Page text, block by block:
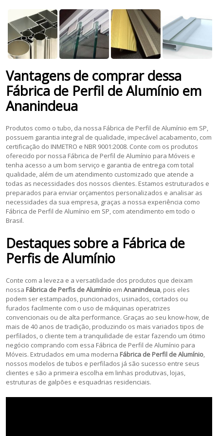
Vantagens de comprar dessa
Fábrica de Perfil de Alumínio em
Ananindeua
Produtos como o tubo, da nossa Fábrica de Perfil de Alumínio em SP,
possuem garantia integral de qualidade, impecável acabamento, com
certificação do INMETRO e NBR 9001:2008. Conte com os produtos
oferecido por nossa Fábrica de Perfil de Alumínio para Móveis e
tenha acesso a um bom serviço e garantia de entrega com total
qualidade, além de um atendimento customizado que atende a
todas as necessidades dos nossos clientes. Estamos estruturados e
preparados para enviar orçamentos personalizados e analisar as
necessidades da sua empresa, graças a nossa experiência como
Fábrica de Perfil de Alumínio em SP, com atendimento em todo o
Brasil.
Destaques sobre a Fábrica de
Perfis de Alumínio
Conte com a leveza e a versatilidade dos produtos que deixam
nossa Fábrica de Perfis de Alumínio emAnanindeua, pois eles
podem ser estampados, puncionados, usinados, cortados ou
furados facilmente com o uso de máquinas operatrizes
convencionais ou de alta performance. Graças ao seu know-how, de
mais de 40 anos de tradição, produzindo os mais variados tipos de
perfilados, o cliente tem a tranquilidade de estar fazendo um ótimo
negócio comprando com essa Fábrica de Perfil de Alumínio para
Móveis. Extrudados em uma moderna Fábrica de Perfil de Alumínio,
nossos modelos de tubos e perfilados já são sucesso entre seus
clientes e são a primeira escolha em linhas produtivas, lojas,
estruturas de galpões e esquadrias residenciais.